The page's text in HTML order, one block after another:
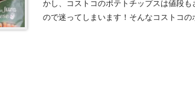
かし、コストコのポテトチップスは値段も
ので迷ってしまいます！そんなコストコの
らオススメの5つをご紹介します。是非参